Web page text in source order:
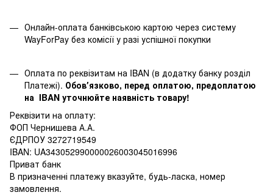
Онлайн-оплата банківською картою через систему
WayForPay без комісії у разі успішної покупки
Оплата по реквізитам на IBAN (в додатку банку розділ
Платежі). Обовʼязково, перед оплатою, предоплатою
на IBAN уточнюйте наявність товару!
Реквізити на оплату:
ФОП Чернишева А.А.
ЄДРПОУ 3272719549
IBAN: UA343052990000026003045016996
Приват банк
В призначенні платежу вказуйте, будь-ласка, номер
замовлення.